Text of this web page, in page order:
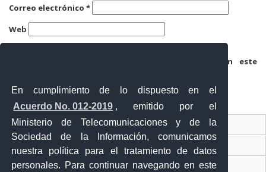
En cumplimiento de lo dispuesto en el
Acuerdo No. 012-2019 , emitido por el
Ministerio de Telecomunicaciones y de la
Sociedad de la Información, comunicamos
nuestra política para el tratamiento de datos
personales. Para continuar navegando en este
Correo electrónico *
Web
Guarda mi nombre, correo electrónico y web en este
Ventanilla Única Virtual
Ventanilla Única de Comercio Exterior
Gobierno Abierto